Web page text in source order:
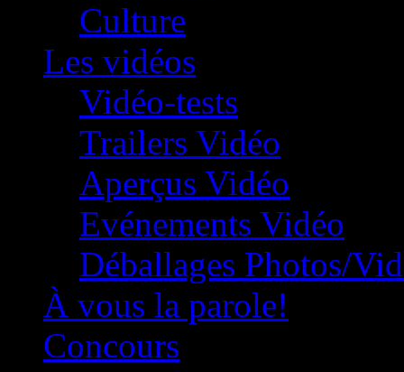
Culture
Les vidéos
Vidéo-tests
Trailers Vidéo
Aperçus Vidéo
Evénements Vidéo
Déballages Photos/
À vous la parole!
Concours